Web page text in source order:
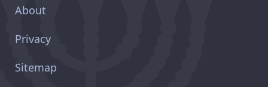
About
Privacy
Sitemap